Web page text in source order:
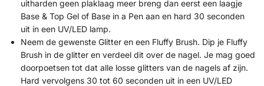
uitharden geen plaklaag meer breng dan eerst een laagje
Base & Top Gel of Base in a Pen aan en hard 30 seconden
uit in een UV/LED lamp.
Neem de gewenste Glitter en een Fluffy Brush. Dip je Fluffy
Brush in de glitter en verdeel dit over de nagel. Je mag goed
doorpoetsen tot dat alle losse glitters van de nagels af zijn.
Hard vervolgens 30 tot 60 seconden uit in een UV/LED